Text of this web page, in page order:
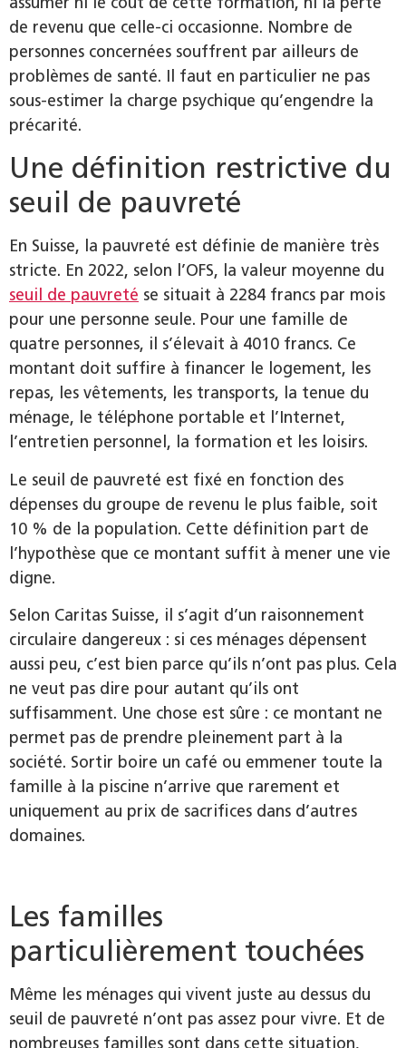
de revenu que celle-ci occasionne. Nombre de
personnes concernées souffrent par ailleurs de
problèmes de santé. Il faut en particulier ne pas
sous-estimer la charge psychique qu’engendre la
précarité.
Une définition restrictive du
seuil de pauvreté
En Suisse, la pauvreté est définie de manière très
stricte. En 2022, selon l’OFS, la valeur moyenne du
seuil de pauvreté se situait à 2284 francs par mois
pour une personne seule. Pour une famille de
quatre personnes, il s’élevait à 4010 francs. Ce
montant doit suffire à financer le logement, les
repas, les vêtements, les transports, la tenue du
ménage, le téléphone portable et l’Internet,
l’entretien personnel, la formation et les loisirs.
Le seuil de pauvreté est fixé en fonction des
dépenses du groupe de revenu le plus faible, soit
10 % de la population. Cette définition part de
l’hypothèse que ce montant suffit à mener une vie
digne.
Selon Caritas Suisse, il s’agit d’un raisonnement
circulaire dangereux : si ces ménages dépensent
aussi peu, c’est bien parce qu’ils n’ont pas plus. Cela
ne veut pas dire pour autant qu’ils ont
suffisamment. Une chose est sûre : ce montant ne
permet pas de prendre pleinement part à la
société. Sortir boire un café ou emmener toute la
famille à la piscine n’arrive que rarement et
uniquement au prix de sacrifices dans d’autres
domaines.
Les familles
particulièrement touchées
Même les ménages qui vivent juste au dessus du
seuil de pauvreté n’ont pas assez pour vivre. Et de
nombreuses familles sont dans cette situation,